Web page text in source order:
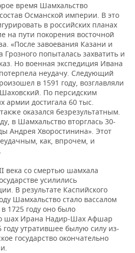
время Шамхальство
Османской империи. В это
в российских планах
на пути покорения восточной
«После завоевания Казани и
попыталась захватить и
Но военная экспедиция Ивана
неудачу. Следующий
в 1591 году, возглавляли
По персидским
армии достигала 60 тыс.
оказался безрезультатным.
в Шамхальство вторглась 30-
Андрея Хворостинина». Этот
как, впрочем, и
века со смертью шамхала
усилились
В результате Каспийского
Шамхальство стало вассалом
1725 году оно было
шах Ирана Надир-Шах Афшар
году утратившее былую силу из-
государство окончательно